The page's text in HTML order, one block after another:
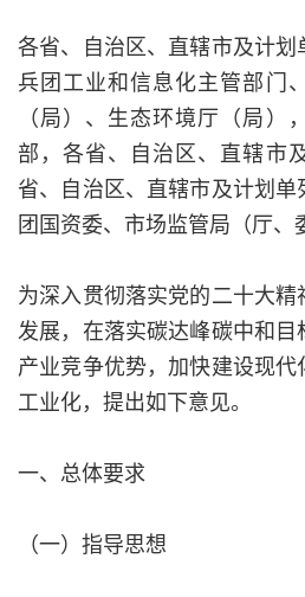
各省、自治区、直辖市及计
兵团工业和信息化主管部门
（局）、生态环境厅（局）
部，各省、自治区、直辖市
省、自治区、直辖市及计划
团国资委、市场监管局（厅、
为深入贯彻落实党的二十大
发展，在落实碳达峰碳中和
产业竞争优势，加快建设现
工业化，提出如下意见。
一、总体要求
（一）指导思想